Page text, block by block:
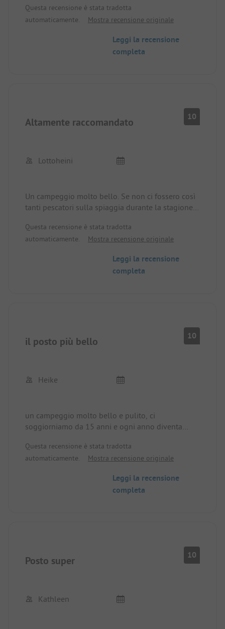
- 2 parchi giochi
- personale cordiale
nel lavatoio 1, solo 1 bacino di acqua calda per
uomo/donna dopo l'attività e 5 posti per lavare i
Questa recensione è stata tradotta
automaticamente.
Mostra recensione originale
Leggi la recensione
completa
Altamente raccomandato 10
Lottoheini
Un campeggio molto bello. Se non ci fossero così
tanti pescatori sulla spiaggia durante la stagione
Proprietari e personale super cordiale!!!
Questa recensione è stata tradotta
automaticamente.
Mostra recensione originale
Leggi la recensione
completa
il posto più bello 10
Heike
un campeggio molto bello e pulito, ci
soggiorniamo da 15 anni e ogni anno diventa
disponibili, ideale per i pescatori.
Questa recensione è stata tradotta
automaticamente.
Mostra recensione originale
Leggi la recensione
completa
Posto super 10
Kathleen